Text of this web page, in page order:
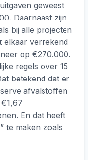
geweest
Daarnaast zijn
bij alle projecten
elkaar verrekend
op €270.000.
regels over 15
betekend dat er
afvalstoffen
En dat heeft
te maken zoals